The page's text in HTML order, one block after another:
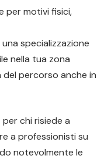
per motivi fisici,
specializzazione
nella tua zona
percorso anche in
chi risiede a
a professionisti su
notevolmente le